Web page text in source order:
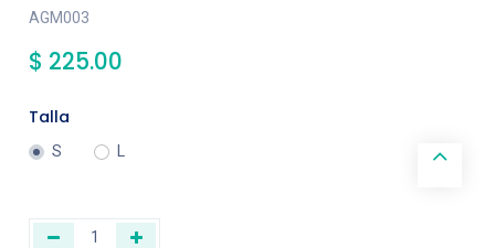
AGM003
$ 225.00
Talla
S